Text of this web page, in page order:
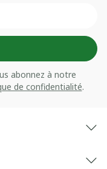
abonnez à notre
de confidentialité.